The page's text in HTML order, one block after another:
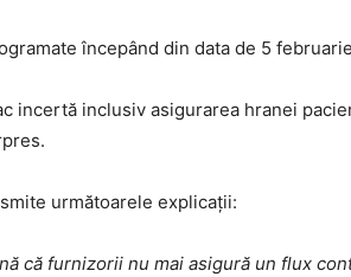
începând din data de 5
incertă inclusiv asigurarea hranei
următoarele explicații:
că furnizorii nu mai asigură un flux